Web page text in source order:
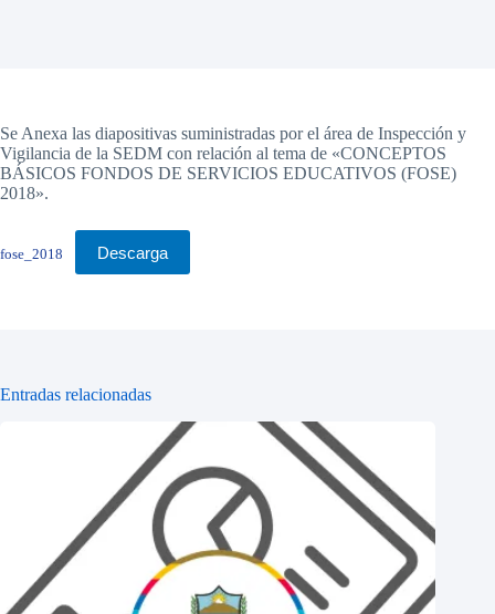
Se Anexa las diapositivas suministradas por el área de Inspección y
Vigilancia de la SEDM con relación al tema de «CONCEPTOS
BÁSICOS FONDOS DE SERVICIOS EDUCATIVOS (FOSE)
2018».
fose_2018 Descarga
Entradas relacionadas